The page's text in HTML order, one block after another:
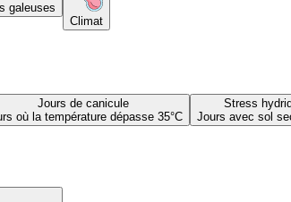
galeuses
Climat
Jours de canicule
où la température dépasse 35°C
Stress
Jours avec sol